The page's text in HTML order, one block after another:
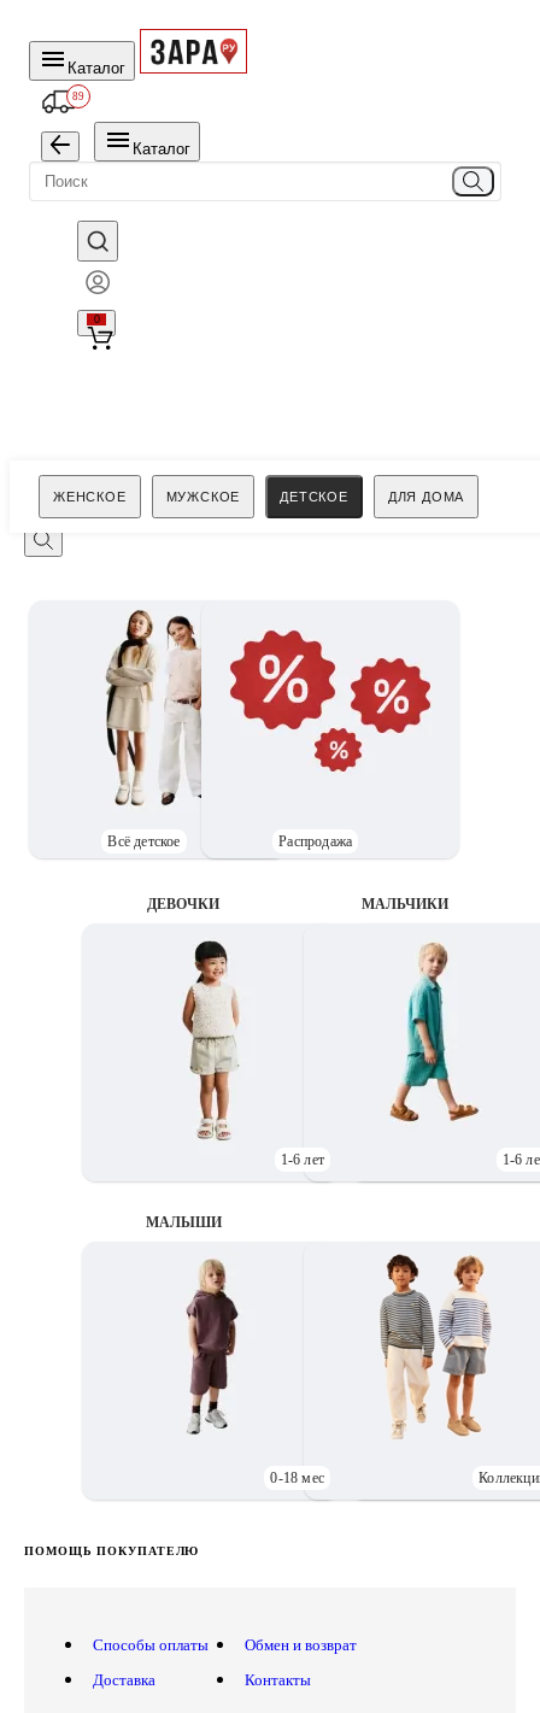
Каталог
89
Каталог
0
ЖЕНСКОЕ МУЖСКОЕ ДЕТСКОЕ ДЛЯ ДОМА
Поиск
Всё детское Распродажа
ДЕВОЧКИ
1-6 лет
MАЛЬЧИКИ
1-6
МАЛЫШИ
0-18 мес
ПОМОЩЬ ПОКУПАТЕЛЮ
Способы оплаты
Доставка
Обмен и возврат
Контакты